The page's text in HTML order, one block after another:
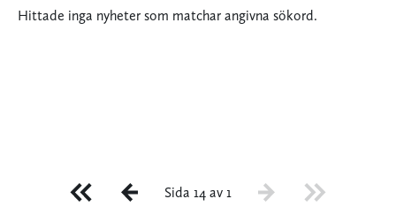
Hittade inga nyheter som matchar angivna sökord.
Sida 14 av 1